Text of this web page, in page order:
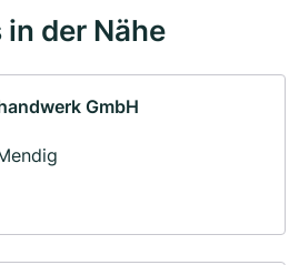
der Nähe
GmbH